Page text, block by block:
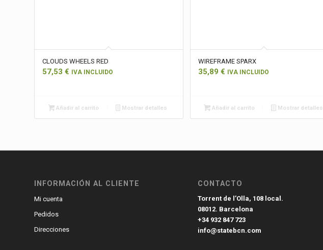
CLOUDS WHEELS RED
57,53 € IVA INCLUIDO
Añadir al carrito Mostrar detalles
WIREFRAME SPARX
35,89 € IVA INCLUIDO
Añadir al carrito Mostrar detalles
INFORMACIÓN AL CLIENTE
Mi cuenta
Pedidos
Direcciones
CONTACTO
Torrent de l’Olla, 108 local.
08012. Barcelona
+34 932 847 723
info@statebcn.com